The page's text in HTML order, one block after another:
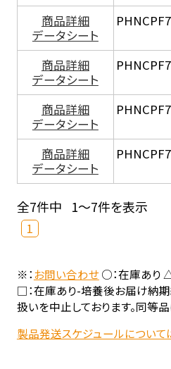
商品詳細
データシート
商品詳細
データシート
商品詳細
データシート
商品詳細
データシート
全7件中 1～7件を表示
1
※：お問い合わせ○：在庫あり
□：在庫あり-培養後お届け納
扱いを中止しております。同等
製品発送スケジュールについて